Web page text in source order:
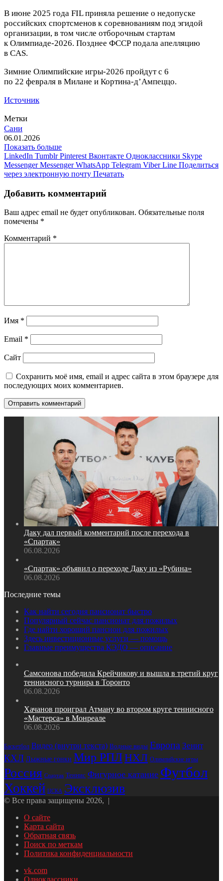
В июне 2025 года FIL приняла решение о недопуске
российских спортсменов к соревнованиям под эгидой
организации, в том числе отборочным стартам
к Олимпиаде‑2026. Позднее ФССР подала апелляцию
в CAS.
Зимние Олимпийские игры‑2026 пройдут с 6
по 22 февраля в Милане и Кортина‑д’Ампеццо.
Источник
Метки
Сани
06.01.2026
Показать больше
LinkedIn Tumblr Pinterest Вконтакте Одноклассники Skype
Messenger Messenger WhatsApp Telegram Viber Line Поделиться
через электронную почту Печатать
Добавить комментарий
Ваш адрес email не будет опубликован. Обязательные поля
помечены *
Комментарий *
Имя *
Email *
Сайт
Сохранить моё имя, email и адрес сайта в этом браузере для
последующих моих комментариев.
Даку дал первый комментарий после перехода в
«Спартак»
06.08.2026
«Спартак» объявил о переходе Даку из «Рубина»
06.08.2026
Последние темы
Как найти сегодня пансионат быстро
Популярный сейчас пансионат для пожилых
Где найти хороший пансион для пожилых
Здесь инвестиционные услуги — помощь
Главные преимущества КЭДО — описание
Самсонова победила Крейчикову и вышла в третий круг
теннисного турнира в Торонто
06.08.2026
Хачанов проиграл Атману во втором круге теннисного
«Мастерса» в Монреале
06.08.2026
Баскетбол Видео (внутри текста) Водные виды Европа Зенит
КХЛ Лыжные гонки Мир РПЛНХЛ Олимпийские игры
Россия Спартак Теннис Фигурное катание Футбол
Хоккей ЦСКА Эксклюзив
© Все права защищены 2026, |
О сайте
Карта сайта
Обратная связь
Поиск по меткам
Политика конфиденциальности
vk.com